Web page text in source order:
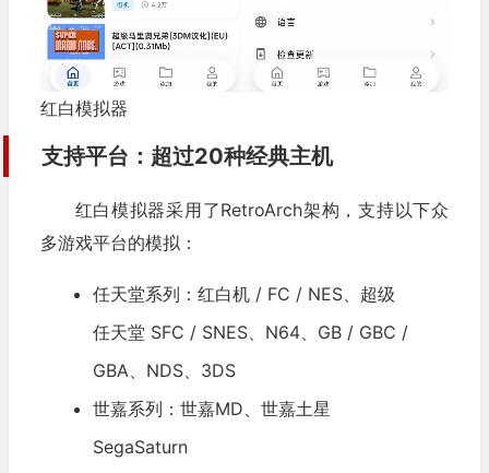
红白模拟器
支持平台：超过20种经典主机
红白模拟器采用了RetroArch架构，支持以下众
多游戏平台的模拟：
任天堂系列：红白机 / FC / NES、超级
任天堂 SFC / SNES、N64、GB / GBC /
GBA、NDS、3DS
世嘉系列：世嘉MD、世嘉土星
SegaSaturn